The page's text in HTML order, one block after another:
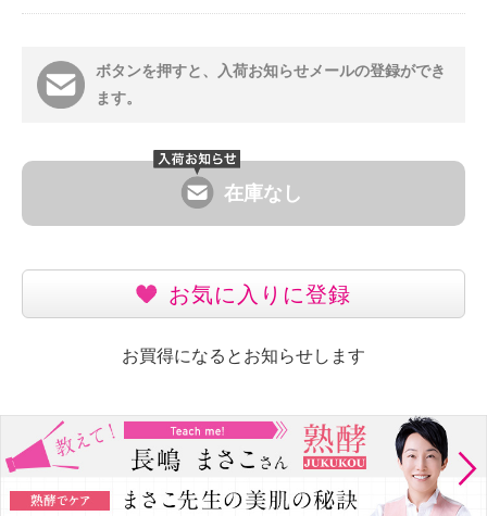
ボタンを押すと、入荷お知らせメールの登録ができ
ます。
在庫なし
お気に入りに登録
お買得になるとお知らせします